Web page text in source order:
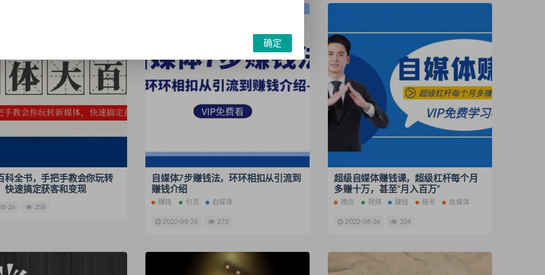
科全书，手把手教会你玩转
快速搞定获客和变现
26 258
自媒体7步赚钱法，环环相扣从引流到
赚钱介绍
赚钱 引流 自媒体
2022-08-26 273
超级自媒体赚钱课，超级杠杆每个月
多赚十万，甚至“月入百万”
微信 视频 赚钱 账号 自媒体
2022-08-26 324
确定